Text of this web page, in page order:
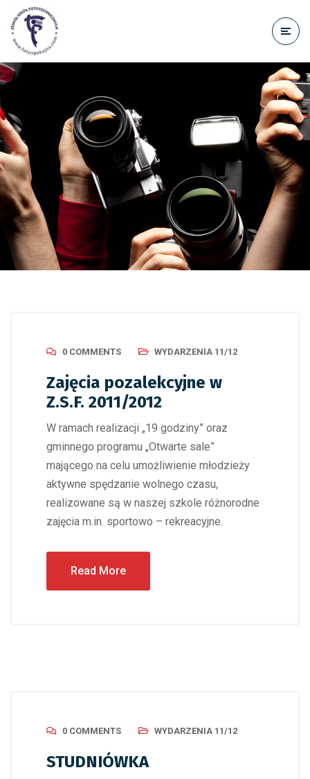
treści
0 COMMENTS WYDARZENIA 11/12
Zajęcia pozalekcyjne w
Z.S.F. 2011/2012
W ramach realizacji „19 godziny” oraz
gminnego programu „Otwarte sale”
mającego na celu umożliwienie młodzieży
aktywne spędzanie wolnego czasu,
realizowane są w naszej szkole różnorodne
zajęcia m.in. sportowo – rekreacyjne.
Read More
0 COMMENTS WYDARZENIA 11/12
STUDNIÓWKA